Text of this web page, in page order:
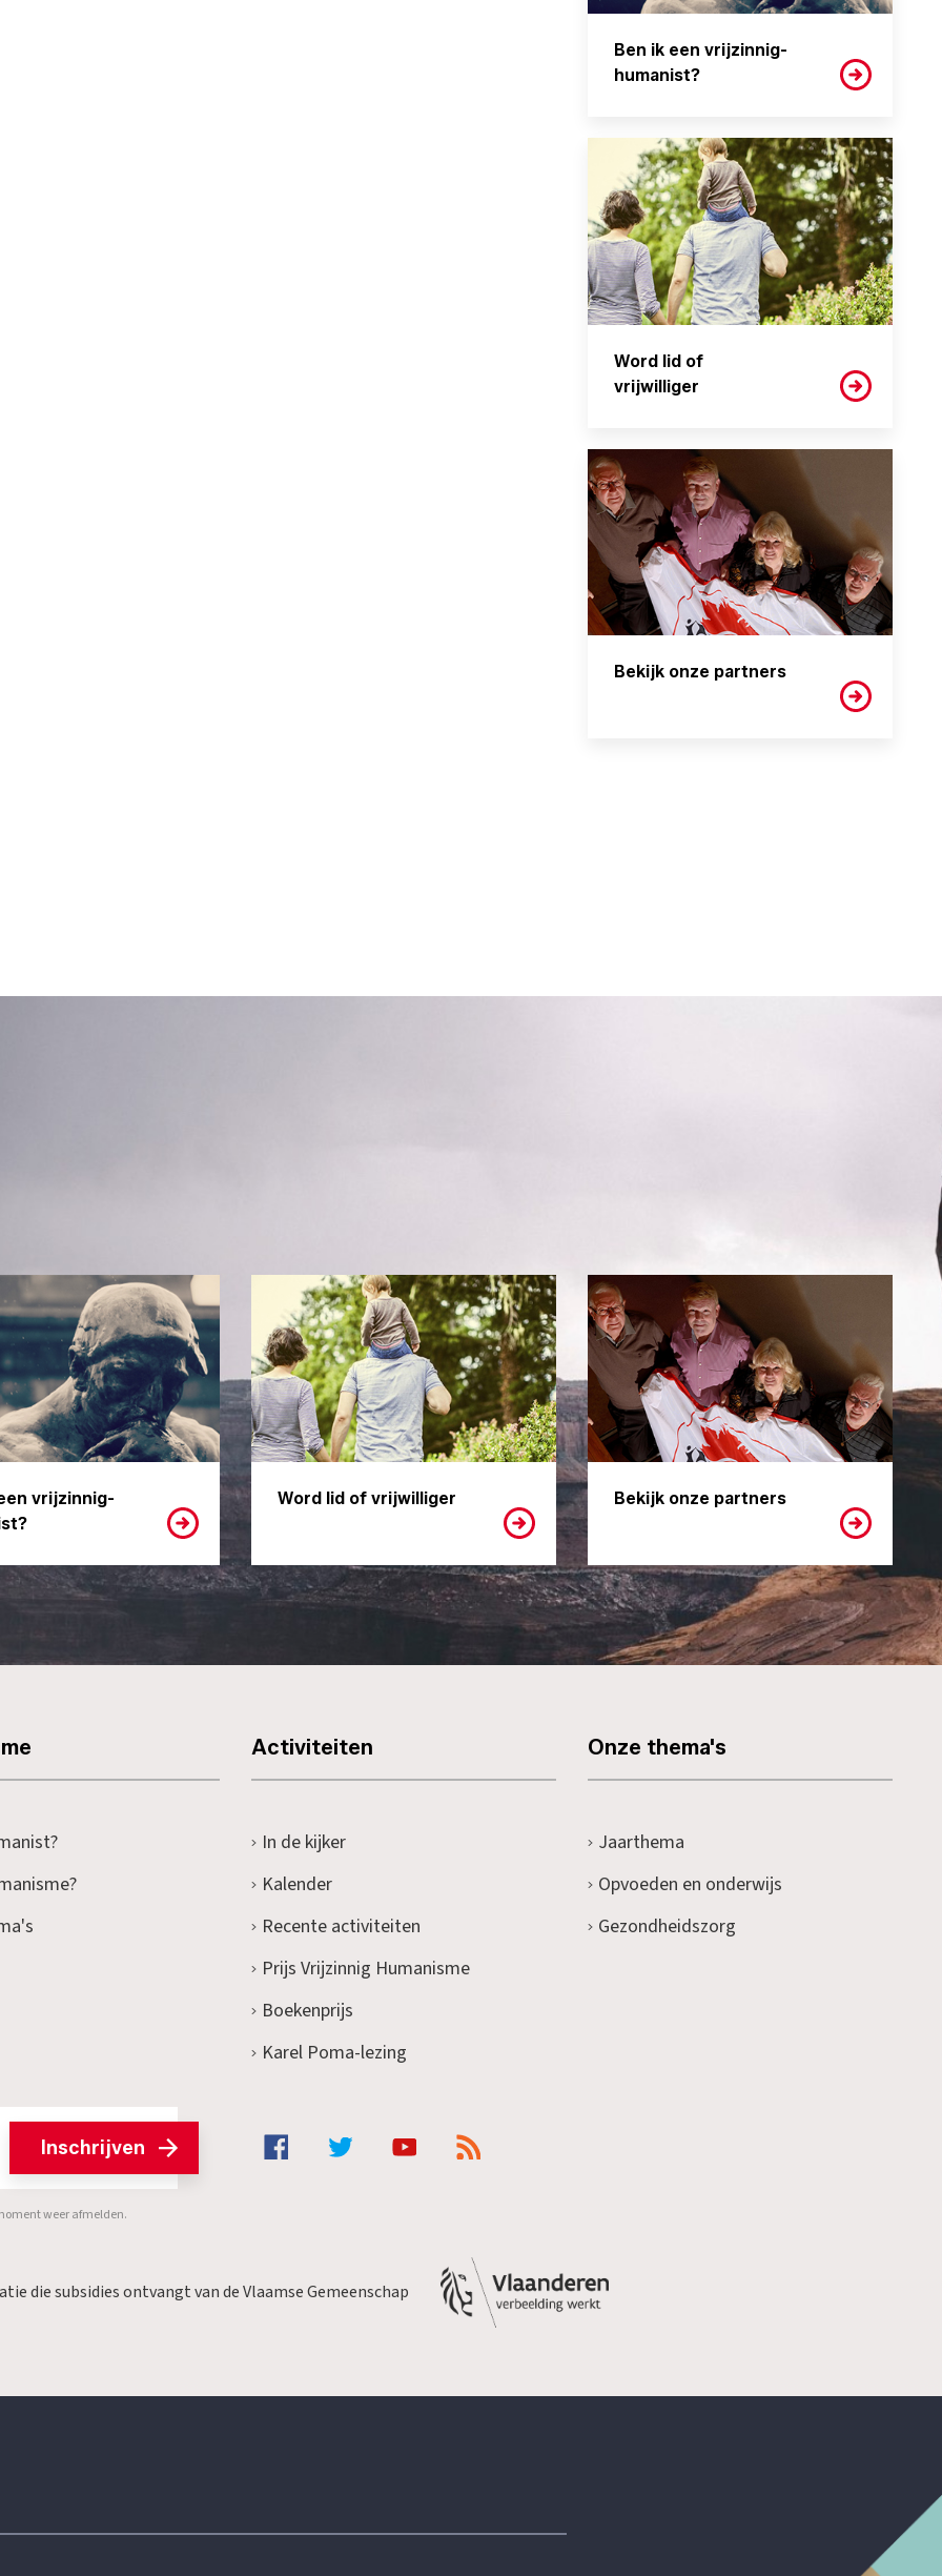
Ben ik een vrijzinnig-
humanist?
Word lid of
vrijwilliger
Bekijk onze partners
vrijzinnig-
Word lid of vrijwilliger Bekijk onze partners
Activiteiten
In de kijker
Kalender
Recente activiteiten
Prijs Vrijzinnig Humanisme
Boekenprijs
Karel Poma-lezing
Onze thema's
Jaarthema
Opvoeden en onderwijs
Gezondheidszorg
Inschrijven
weer afmelden.
die subsidies ontvangt van de Vlaamse Gemeenschap